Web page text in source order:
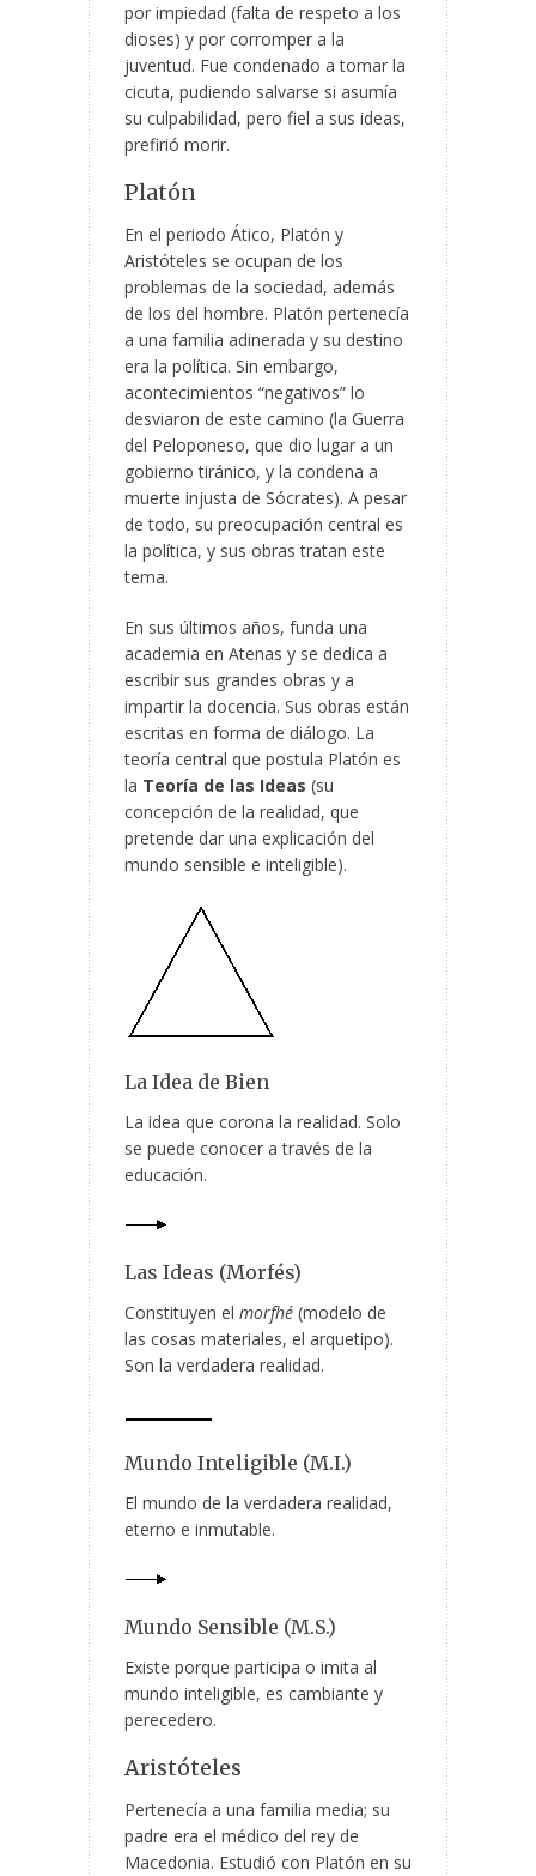
por impiedad (falta de respeto a los
dioses) y por corromper a la
juventud. Fue condenado a tomar la
cicuta, pudiendo salvarse si asumía
su culpabilidad, pero fiel a sus ideas,
prefirió morir.
Platón
En el periodo Ático, Platón y
Aristóteles se ocupan de los
problemas de la sociedad, además
de los del hombre. Platón pertenecía
a una familia adinerada y su destino
era la política. Sin embargo,
acontecimientos “negativos” lo
desviaron de este camino (la Guerra
del Peloponeso, que dio lugar a un
gobierno tiránico, y la condena a
muerte injusta de Sócrates). A pesar
de todo, su preocupación central es
la política, y sus obras tratan este
tema.
En sus últimos años, funda una
academia en Atenas y se dedica a
escribir sus grandes obras y a
impartir la docencia. Sus obras están
escritas en forma de diálogo. La
teoría central que postula Platón es
la Teoría de las Ideas (su
concepción de la realidad, que
pretende dar una explicación del
mundo sensible e inteligible).
La Idea de Bien
La idea que corona la realidad. Solo
se puede conocer a través de la
educación.
Las Ideas (Morfés)
Constituyen el morfhé (modelo de
las cosas materiales, el arquetipo).
Son la verdadera realidad.
Mundo Inteligible (M.I.)
El mundo de la verdadera realidad,
eterno e inmutable.
Mundo Sensible (M.S.)
Existe porque participa o imita al
mundo inteligible, es cambiante y
perecedero.
Aristóteles
Pertenecía a una familia media; su
padre era el médico del rey de
Macedonia. Estudió con Platón en su